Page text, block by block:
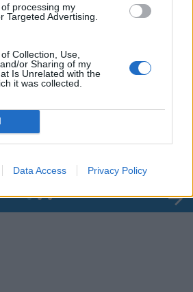
processing my
Targeted Advertising.
Collection, Use,
or Sharing of my
Is Unrelated with the
it was collected.
Data Access Privacy Policy
Vecchio dall'ex compagna
ai giornalisti